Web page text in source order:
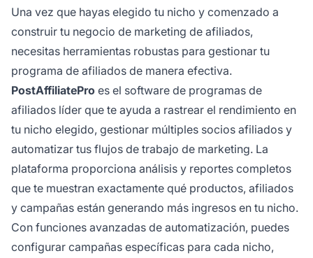
Una vez que hayas elegido tu nicho y comenzado a
construir tu negocio de marketing de afiliados,
necesitas herramientas robustas para gestionar tu
programa de afiliados de manera efectiva.
PostAffiliatePro es el software de programas de
afiliados líder que te ayuda a rastrear el rendimiento en
tu nicho elegido, gestionar múltiples socios afiliados y
automatizar tus flujos de trabajo de marketing. La
plataforma proporciona análisis y reportes completos
que te muestran exactamente qué productos, afiliados
y campañas están generando más ingresos en tu nicho.
Con funciones avanzadas de automatización, puedes
configurar campañas específicas para cada nicho,